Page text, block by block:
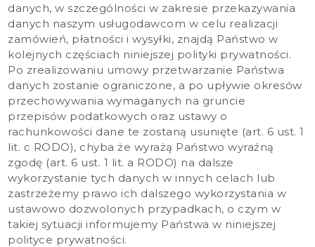
danych, w szczególności w zakresie przekazywania
danych naszym usługodawcom w celu realizacji
zamówień, płatności i wysyłki, znajdą Państwo w
kolejnych częściach niniejszej polityki prywatności.
Po zrealizowaniu umowy przetwarzanie Państwa
danych zostanie ograniczone, a po upływie okresów
przechowywania wymaganych na gruncie
przepisów podatkowych oraz ustawy o
rachunkowości dane te zostaną usunięte (art. 6 ust. 1
lit. c RODO), chyba że wyrażą Państwo wyraźną
zgodę (art. 6 ust. 1 lit. a RODO) na dalsze
wykorzystanie tych danych w innych celach lub
zastrzeżemy prawo ich dalszego wykorzystania w
ustawowo dozwolonych przypadkach, o czym w
takiej sytuacji informujemy Państwa w niniejszej
polityce prywatności.